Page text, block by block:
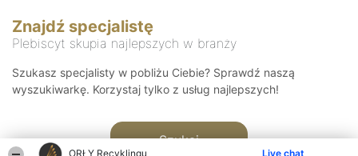
ORŁY Recyklingu Live chat
Znajdź specjalistę
Plebiscyt skupia najlepszych w branży
Szukasz specjalisty w pobliżu Ciebie? Sprawdź naszą
wyszukiwarkę. Korzystaj tylko z usług najlepszych!
Szukaj